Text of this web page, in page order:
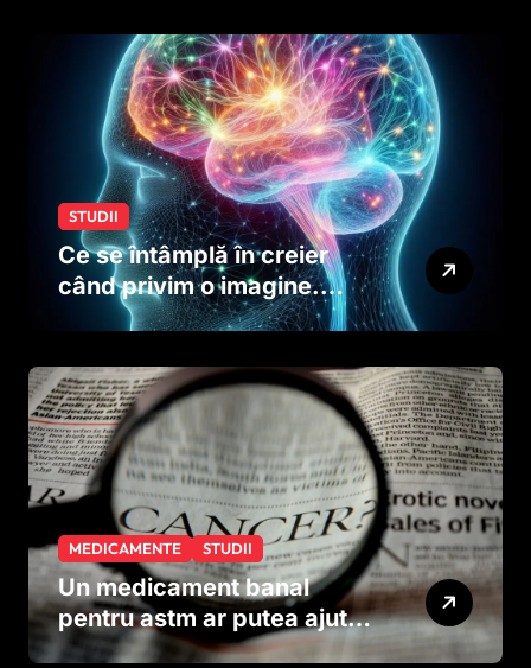
dinainte de naștere
STUDII
Ce se întâmplă în creier
când privim o imagine.
Studiul care explică rolul
MEDICAMENTE STUDII
Un medicament banal
pentru astm ar putea ajuta
în lupta împotriva